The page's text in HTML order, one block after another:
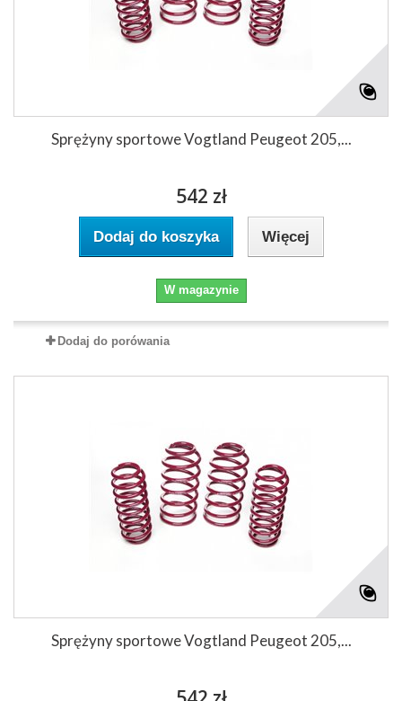
Sprężyny sportowe Vogtland Peugeot 205,...
542 zł
Dodaj do koszyka Więcej
W magazynie
Dodaj do porówania
Sprężyny sportowe Vogtland Peugeot 205,...